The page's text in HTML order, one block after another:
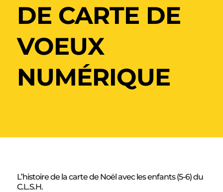
DE CARTE DE
VOEUX
NUMÉRIQUE
L’histoire de la carte de Noël avec les enfants (5-6) du
C.L.S.H.